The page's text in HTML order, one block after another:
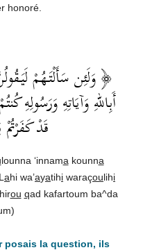
honoré.
﴿ وَلَئِن سَأَلْتَهُمْ
قَدْ
lounna ‘innama kounna
ahi wa’ayatihi waraçoulihi
ou qad kafartoum ba^da
posais la question, ils